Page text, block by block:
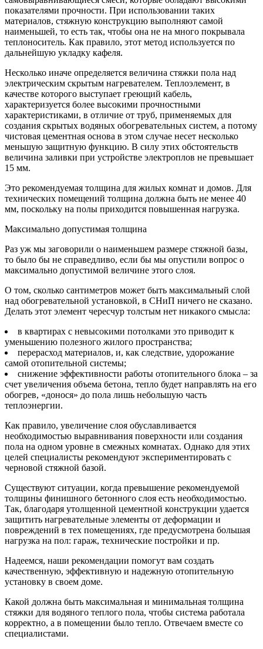
показателями прочности. При использовании таких
материалов, стяжную конструкцию выполняют самой
наименьшей, то есть так, чтобы она не на много покрывала
теплоноситель. Как правило, этот метод используется по
дальнейшую укладку кафеля.
Несколько иначе определяется величина стяжки пола над
электрическим скрытым нагревателем. Теплоэлемент, в
качестве которого выступает греющий кабель,
характеризуется более высокими прочностными
характеристиками, в отличие от труб, применяемых для
создания скрытых водяных обогревательных систем, а потому
чистовая цементная основа в этом случае несет несколько
меньшую защитную функцию. В силу этих обстоятельств
величина заливки при устройстве электроплов не превышает
15 мм.
Это рекомендуемая толщина для жилых комнат и домов. Для
технических помещений толщина должна быть не менее 40
мм, поскольку на полы приходится повышенная нагрузка.
Максимально допустимая толщина
Раз уж мы заговорили о наименьшем размере стяжной базы,
то было бы не справедливо, если бы мы опустили вопрос о
максимально допустимой величине этого слоя.
О том, сколько сантиметров может быть максимальный слой
над обогревательной установкой, в СНиП ничего не сказано.
Делать этот элемент чересчур толстым нет никакого смысла:
в квартирах с невысокими потолками это приводит к
уменьшению полезного жилого пространства;
перерасход материалов, и, как следствие, удорожание
самой отопительной системы;
снижение эффективности работы отопительного блока – за
счет увеличения объема бетона, тепло будет направлять на его
обогрев, «донося» до пола лишь небольшую часть
теплоэнергии.
Как правило, увеличение слоя обуславливается
необходимостью выравнивания поверхности или создания
пола на одном уровне в смежных комнатах. Однако для этих
целей специалисты рекомендуют экспериментировать с
черновой стяжной базой.
Существуют ситуации, когда превышение рекомендуемой
толщины финишного бетонного слоя есть необходимостью.
Так, благодаря утолщенной цементной конструкции удается
защитить нагревательные элементы от деформации и
повреждений в тех помещениях, где предусмотрена большая
нагрузка на пол: гараж, технические постройки и пр.
Надеемся, наши рекомендации помогут вам создать
качественную, эффективную и надежную отопительную
установку в своем доме.
Какой должна быть максимальная и минимальная толщина
стяжки для водяного теплого пола, чтобы система работала
корректно, а в помещении было тепло. Отвечаем вместе со
специалистами.